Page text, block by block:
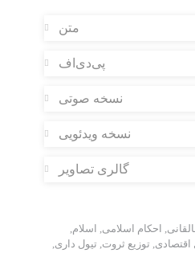
متن
پی‌دی‌اف
نسخه صوتی
نسخه ویدئویی
گالری تصاویر
, احکام اسلامی, اسلام,
اقتصادی, توزیع ثروت, تیول داری,